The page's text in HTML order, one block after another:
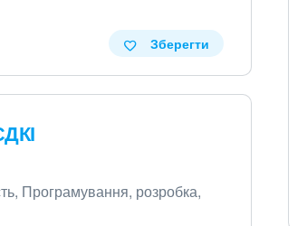
Зберегти
Програмування, розробка,